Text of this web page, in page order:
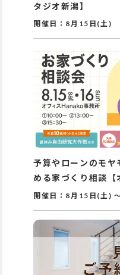
タジオ新潟】
開催日： 8月15日(土)
予算やローンのモヤ
める家づくり相談【
開催日： 8月15日(土)